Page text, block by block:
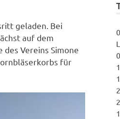
geladen. Bei
auf dem
Vereins Simone
für